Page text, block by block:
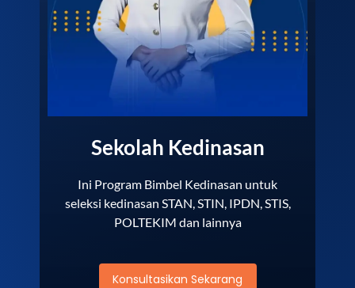
Sekolah Kedinasan
Ini Program Bimbel Kedinasan untuk
seleksi kedinasan STAN, STIN, IPDN, STIS,
POLTEKIM dan lainnya
Konsultasikan Sekarang